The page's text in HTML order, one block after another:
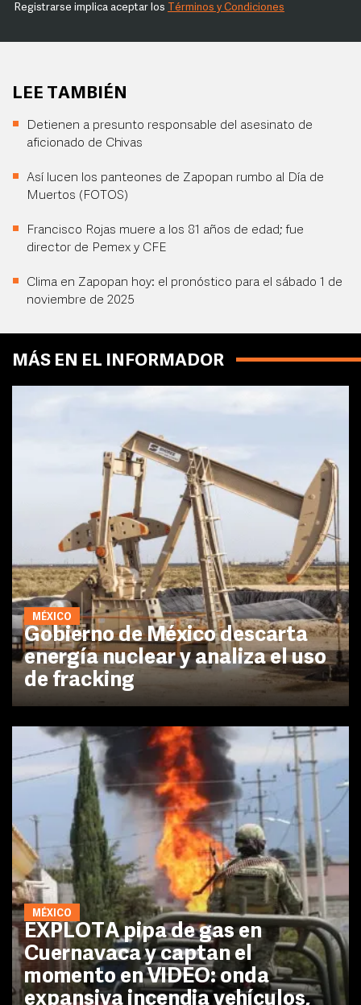
Registrarse implica aceptar los Términos y Condiciones
LEE TAMBIÉN
Detienen a presunto responsable del asesinato de
aficionado de Chivas
Así lucen los panteones de Zapopan rumbo al Día de
Muertos (FOTOS)
Francisco Rojas muere a los 81 años de edad; fue
director de Pemex y CFE
Clima en Zapopan hoy: el pronóstico para el sábado 1 de
noviembre de 2025
MÁS EN EL INFORMADOR
MÉXICO
Gobierno de México descarta
energía nuclear y analiza el uso
de fracking
MÉXICO
EXPLOTA pipa de gas en
Cuernavaca y captan el
momento en VIDEO: onda
expansiva incendia vehículos,